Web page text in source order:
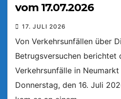
vom 17.07.2026
17. JULI 2026
Von Verkehrsunfällen über
Betrugsversuchen berichtet
Verkehrsunfälle in
Donnerstag, den 16. Juli